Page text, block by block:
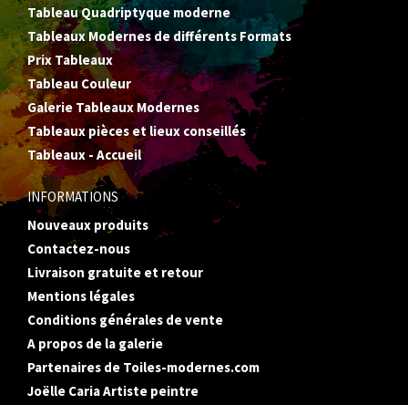
Tableau Quadriptyque moderne
Tableaux Modernes de différents Formats
Prix Tableaux
Tableau Couleur
Galerie Tableaux Modernes
Tableaux pièces et lieux conseillés
Tableaux - Accueil
INFORMATIONS
Nouveaux produits
Contactez-nous
Livraison gratuite et retour
Mentions légales
Conditions générales de vente
A propos de la galerie
Partenaires de Toiles-modernes.com
Joëlle Caria Artiste peintre